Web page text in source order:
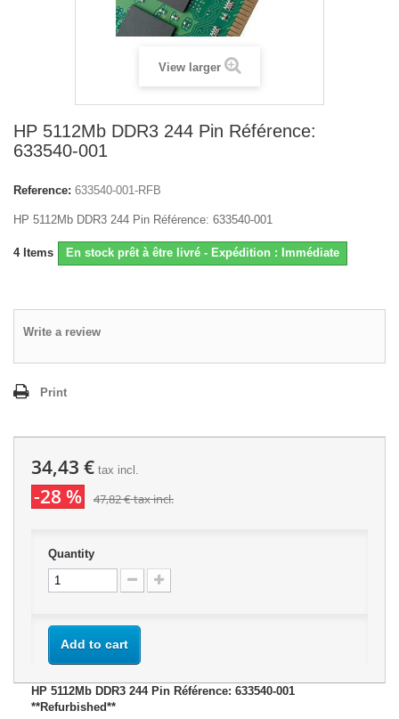
View larger
HP 5112Mb DDR3 244 Pin Référence:
633540-001
Reference: 633540-001-RFB
HP 5112Mb DDR3 244 Pin Référence: 633540-001
4 Items En stock prêt à être livré - Expédition : Immédiate
Write a review
Print
34,43 € tax incl.
-28 % 47,82 €tax incl.
Quantity
Add to cart
HP 5112Mb DDR3 244 Pin Référence: 633540-001
**Refurbished**